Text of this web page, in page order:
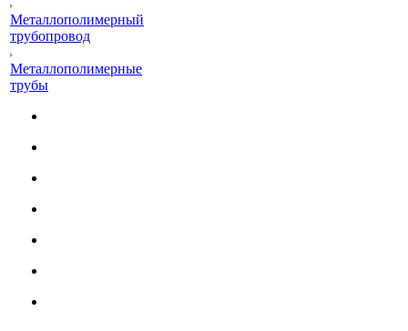
Металлополимерный
трубопровод
Металлополимерные
трубы